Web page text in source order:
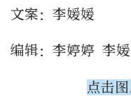
文案：李媛媛
编辑：李婷婷 李
点击